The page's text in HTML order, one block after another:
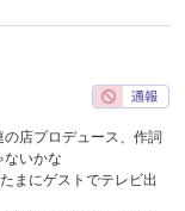
店プロデュース、作詞
ないかな
まにゲストでテレビ出